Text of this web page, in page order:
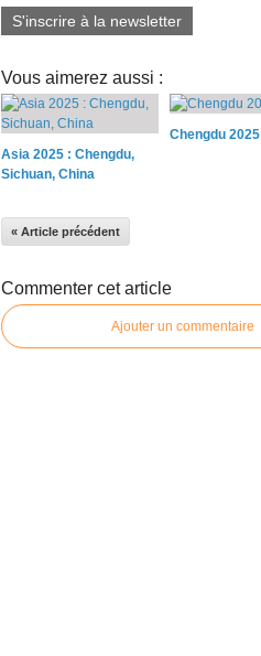
S'inscrire à la newsletter
Vous aimerez aussi :
Asia 2025 : Chengdu,
Sichuan, China
Chengdu 2025
« Article précédent
Commenter cet article
Ajouter un commentaire